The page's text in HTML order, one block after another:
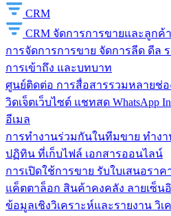
CRM
CRM จัดการการขายและลูกค้
การจัดการการขาย จัดการลีด ดีล
การเข้าถึง และบทบาท
ศูนย์ติดต่อ การสื่อสารรวมหลายช่
วิดเจ็ตเว็บไซต์ แชทสด WhatsApp
อีเมล
การทำงานร่วมกันในทีมขาย ทำง
ปฏิทิน ที่เก็บไฟล์ เอกสารออนไลน์
การเปิดใช้การขาย รับใบเสนอราค
แค็ตตาล็อก สินค้าคงคลัง ลายเซ็น
ข้อมูลเชิงวิเคราะห์และรายงาน วิเ